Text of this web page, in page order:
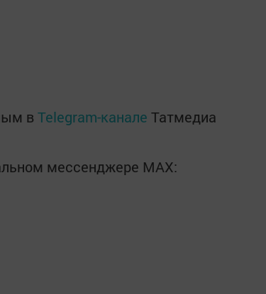
в Telegram-канале Татмедиа
мессенджере MАХ: